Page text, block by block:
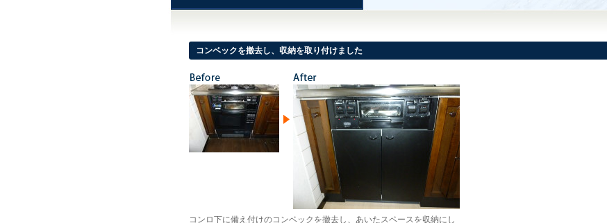
コンベックを撤去し、収納を取り付けました
コンロ下に備え付けのコンベックを撤去し、あいたスペースを収納にし